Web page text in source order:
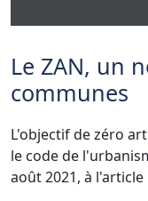
Le ZAN, un
communes
L'objectif de zéro
le code de
août 2021, à l'article